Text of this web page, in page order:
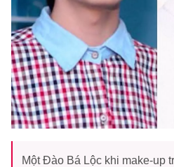
Một Đào Bá Lộc khi make-up